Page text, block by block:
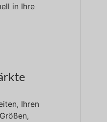
in Ihre
Ihren